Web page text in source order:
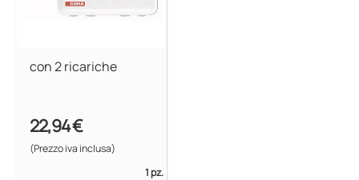
con 2 ricariche
22,94 €
(Prezzo iva inclusa)
1 pz.